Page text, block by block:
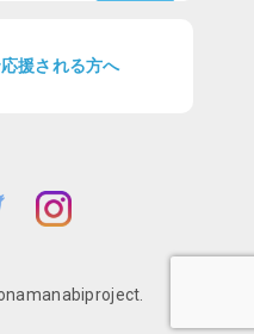
援される方へ